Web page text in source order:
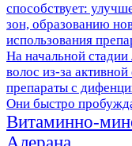
способствует:
зон, образованию
использования
На начальной
волос из-за
препараты с
Они быстро
Витаминно-